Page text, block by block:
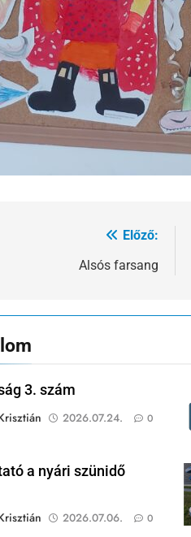
Előző:
Alsós farsang
3. szám
2026.07.24. 0
a nyári szünidő
2026.07.06. 0